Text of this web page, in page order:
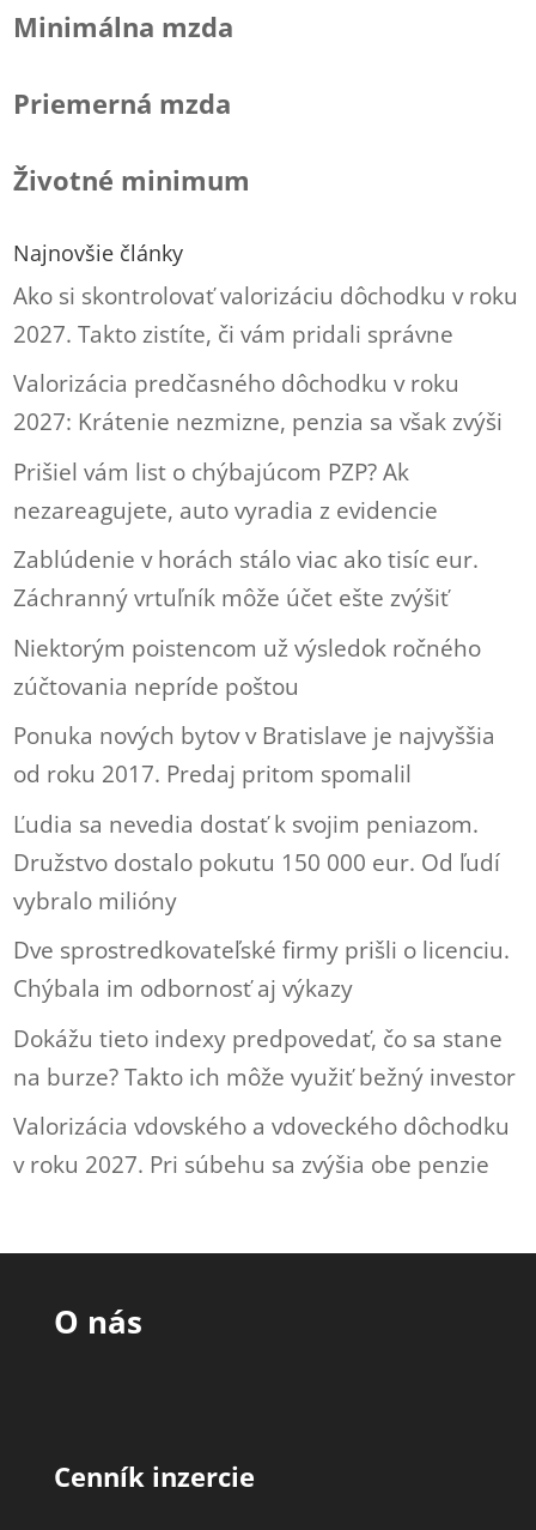
Minimálna mzda
Priemerná mzda
Životné minimum
Najnovšie články
Ako si skontrolovať valorizáciu dôchodku v roku
2027. Takto zistíte, či vám pridali správne
Valorizácia predčasného dôchodku v roku
2027: Krátenie nezmizne, penzia sa však zvýši
Prišiel vám list o chýbajúcom PZP? Ak
nezareagujete, auto vyradia z evidencie
Zablúdenie v horách stálo viac ako tisíc eur.
Záchranný vrtuľník môže účet ešte zvýšiť
Niektorým poistencom už výsledok ročného
zúčtovania nepríde poštou
Ponuka nových bytov v Bratislave je najvyššia
od roku 2017. Predaj pritom spomalil
Ľudia sa nevedia dostať k svojim peniazom.
Družstvo dostalo pokutu 150 000 eur. Od ľudí
vybralo milióny
Dve sprostredkovateľské firmy prišli o licenciu.
Chýbala im odbornosť aj výkazy
Dokážu tieto indexy predpovedať, čo sa stane
na burze? Takto ich môže využiť bežný investor
Valorizácia vdovského a vdoveckého dôchodku
v roku 2027. Pri súbehu sa zvýšia obe penzie
O nás
Cenník inzercie